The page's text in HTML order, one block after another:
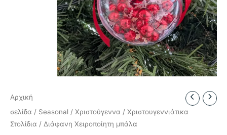
Αρχική
σελίδα / Seasonal / Χριστούγεννα / Χριστουγεννιάτικα
Στολίδια / Διάφανη Χειροποίητη μπάλα